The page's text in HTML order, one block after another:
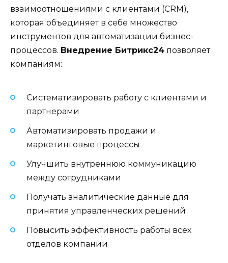
взаимоотношениями с клиентами (CRM),
которая объединяет в себе множество
инструментов для автоматизации бизнес-
процессов. Внедрение Битрикс24 позволяет
компаниям:
Систематизировать работу с клиентами и
партнерами
Автоматизировать продажи и
маркетинговые процессы
Улучшить внутреннюю коммуникацию
между сотрудниками
Получать аналитические данные для
принятия управленческих решений
Повысить эффективность работы всех
отделов компании